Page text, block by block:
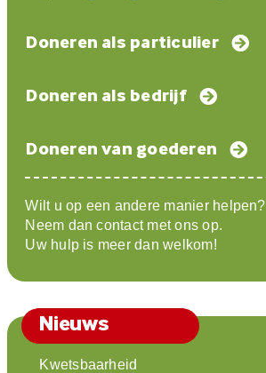
Doneren als particulier
Doneren als bedrijf
Doneren van goederen
Wilt u op een andere manier helpen?
Neem dan contact met ons op.
Uw hulp is meer dan welkom!
Nieuws
Kwetsbaarheid